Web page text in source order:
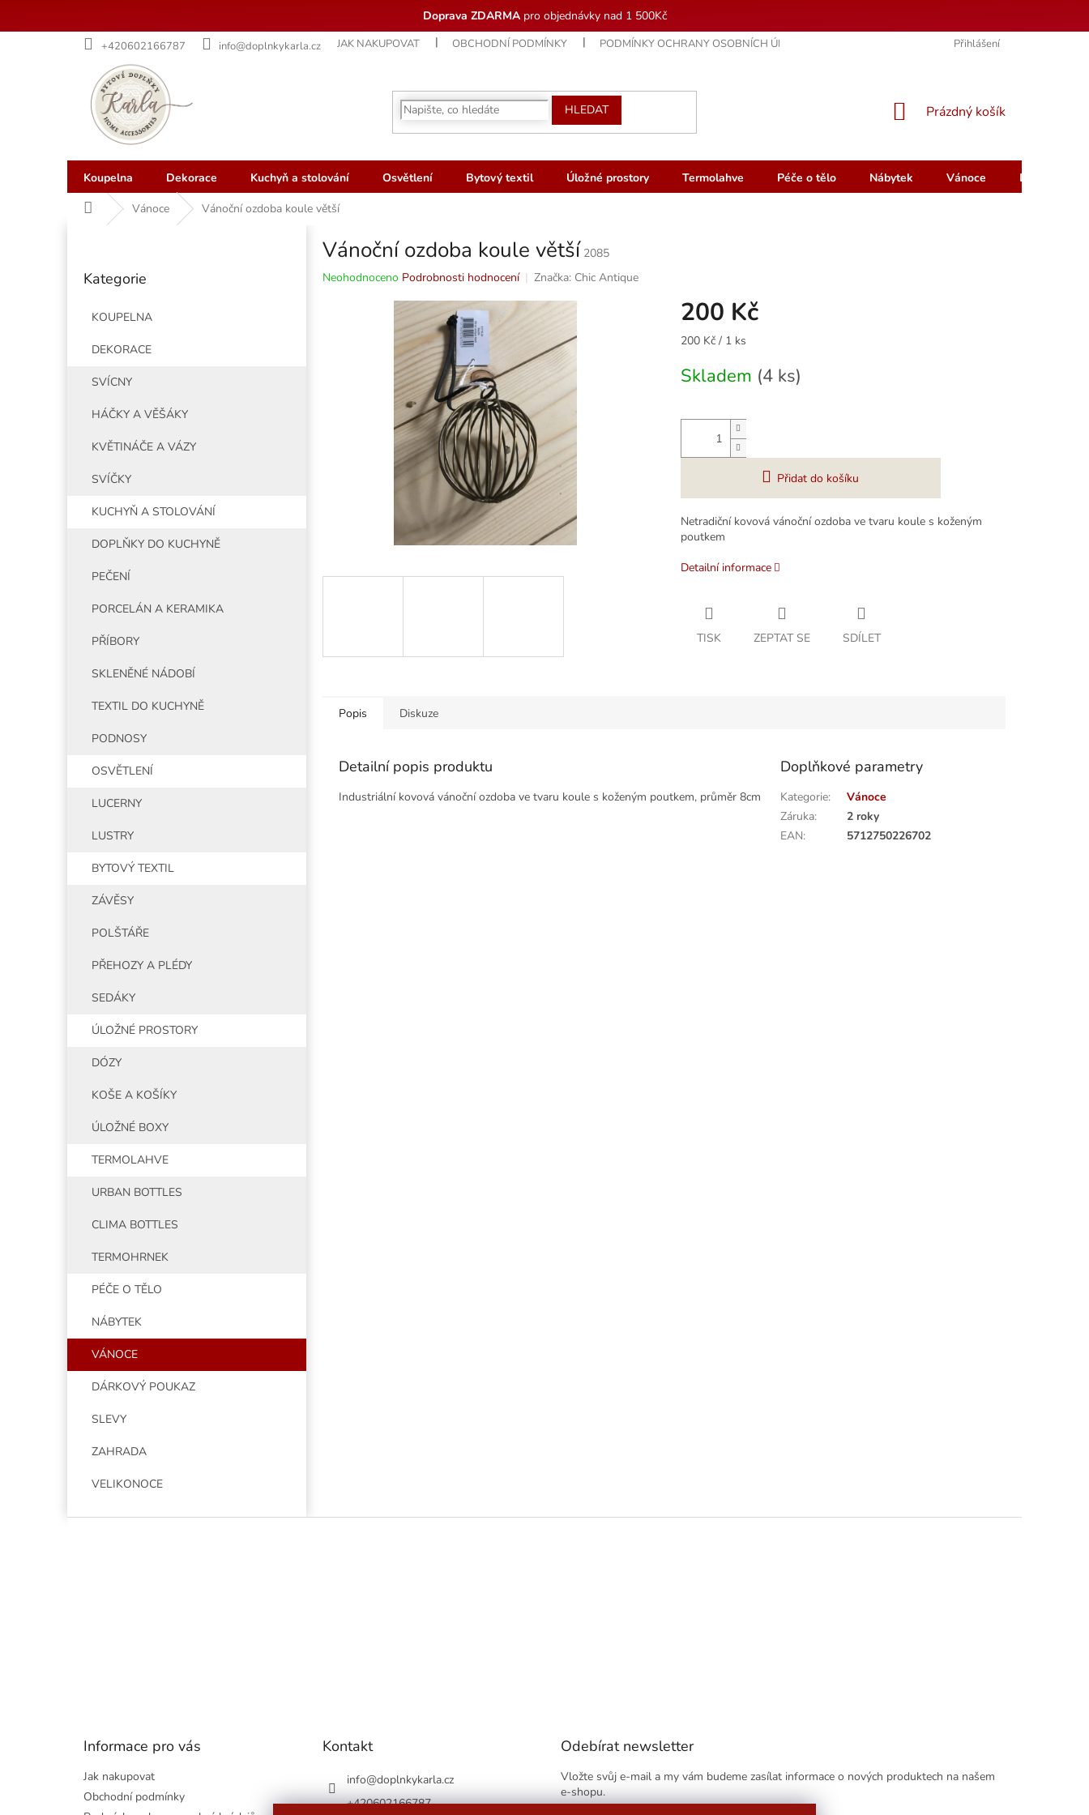
Doprava ZDARMApro objednávky nad 1 500Kč
+420602166787 info@doplnkykarla.cz JAK NAKUPOVAT OBCHODNÍ PODMÍNKY PODMÍNKY OCHRANY OSOBNÍCH ÚDAJŮ HODNOCENÍ OBCHODU
Přihlášení
HLEDAT
NÁKUPNÍ
Prázdný košík
Koupelna Dekorace Kuchyň a stolování Osvětlení Bytový textil Úložné prostory Termolahve Péče o tělo Nábytek Vánoce
Dárkový
Domů Vánoce Vánoční ozdoba koule větší
kategorie
Kategorie
KOUPELNA
DEKORACE
SVÍCNY
HÁČKY A VĚŠÁKY
KVĚTINÁČE A VÁZY
SVÍČKY
KUCHYŇ A STOLOVÁNÍ
DOPLŇKY DO KUCHYNĚ
PEČENÍ
PORCELÁN A KERAMIKA
PŘÍBORY
SKLENĚNÉ NÁDOBÍ
TEXTIL DO KUCHYNĚ
PODNOSY
OSVĚTLENÍ
LUCERNY
LUSTRY
BYTOVÝ TEXTIL
ZÁVĚSY
POLŠTÁŘE
PŘEHOZY A PLÉDY
SEDÁKY
ÚLOŽNÉ PROSTORY
DÓZY
KOŠE A KOŠÍKY
ÚLOŽNÉ BOXY
TERMOLAHVE
URBAN BOTTLES
CLIMA BOTTLES
TERMOHRNEK
PÉČE O TĚLO
NÁBYTEK
VÁNOCE
DÁRKOVÝ POUKAZ
SLEVY
ZAHRADA
VELIKONOCE
Vánoční ozdoba koule větší 2085
Průměrné
Neohodnoceno Podrobnosti hodnocení Značka: Chic Antique
200 Kč
Měrná
200 Kč / 1 ks
Skladem (4 ks)
Přidat do košíku
Netradiční kovová vánoční ozdoba ve tvaru koule s koženým
poutkem
Detailní informace
TISK ZEPTAT SE SDÍLET
Popis Diskuze
Detailní popis produktu
Industriální kovová vánoční ozdoba ve tvaru koule s koženým poutkem, průměr 8cm
Doplňkové parametry
Kategorie:
Vánoce
Záruka:
2 roky
EAN: 5712750226702
Informace pro vás
Jak nakupovat
Obchodní podmínky
Kontakt
info@doplnkykarla.cz
+420602166787
Odebírat newsletter
Vložte svůj e-mail a my vám budeme zasílat informace o nových produktech na našem
e-shopu.